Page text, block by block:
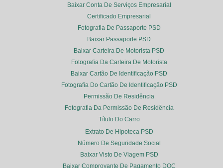
Baixar Conta De Serviços Empresarial
Certificado Empresarial
Fotografia De Passaporte PSD
Baixar Passaporte PSD
Baixar Carteira De Motorista PSD
Fotografia Da Carteira De Motorista
Baixar Cartão De Identificação PSD
Fotografia Do Cartão De Identificação PSD
Permissão De Residência
Fotografia Da Permissão De Residência
Título Do Carro
Extrato De Hipoteca PSD
Número De Seguridade Social
Baixar Visto De Viagem PSD
Baixar Comprovante De Pagamento DOC